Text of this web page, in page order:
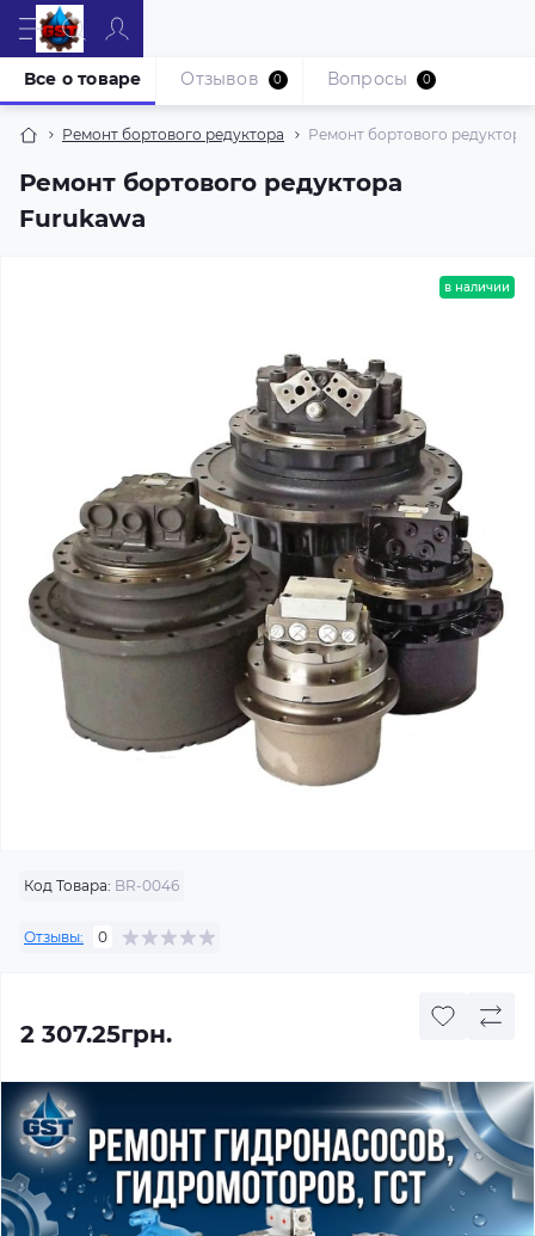
Ремонт бортового редуктора Ремонт бортового
Ремонт бортового редуктора
Furukawa
Все о товаре Отзывов 0 Вопросы 0
в наличии
Код Товара: BR-0046
Отзывы: 0
2 307.25грн.